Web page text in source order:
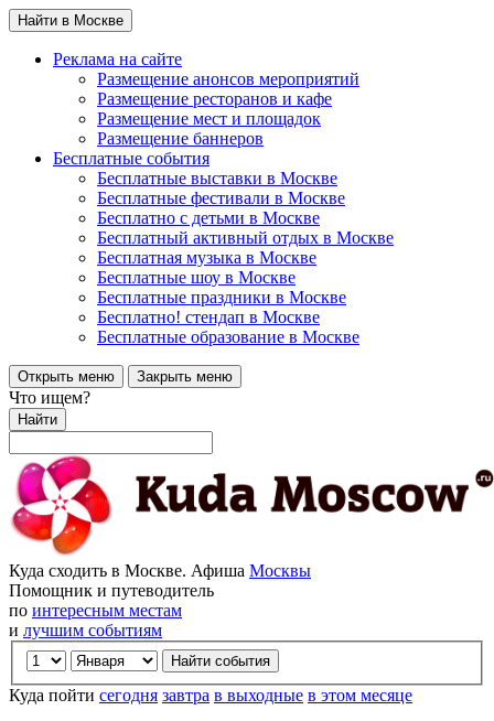
Найти в Москве
Реклама на сайте
Размещение анонсов мероприятий
Размещение ресторанов и кафе
Размещение мест и площадок
Размещение баннеров
Бесплатные события
Бесплатные выставки в Москве
Бесплатные фестивали в Москве
Бесплатно с детьми в Москве
Бесплатный активный отдых в Москве
Бесплатная музыка в Москве
Бесплатные шоу в Москве
Бесплатные праздники в Москве
Бесплатно! стендап в Москве
Бесплатные образование в Москве
Открыть меню Закрыть меню
Что ищем?
Найти
Куда сходить в Москве. Афиша Москвы
Помощник и путеводитель
по интересным местам
и лучшим событиям
Куда пойти сегодня завтра в выходные в этом месяце